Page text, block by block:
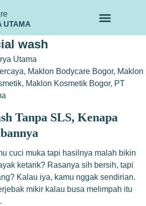
UTAMA
wash
, Maklon Bodycare Bogor, Maklon
, Maklon Kosmetik Bogor, PT
Tanpa SLS, Kenapa
cuci muka tapi hasilnya malah bikin
ketarik? Rasanya sih bersih, tapi
Kalau iya, kamu nggak sendirian.
mikir kalau busa melimpah itu